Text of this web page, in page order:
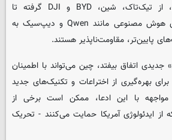
امروزه، محصولات چینی، از تیک‌تاک، شین، BYD و DJI گرفته تا
کمک‌های جهانی مدل‌های هوش مصنوعی مانند Qwen و دیپ‌سیک به
پایین‌تر، مقاومت‌ناپذیر هستند.
جدیدی اتفاق بیفتد، چین می‌تواند با اطمینان
بهره‌گیری از اختراعات و تکنیک‌های جدید
با این ادعا، ممکن است برخی از
از ایدئولوژی آمریکا حمایت می‌کنند - تحریک